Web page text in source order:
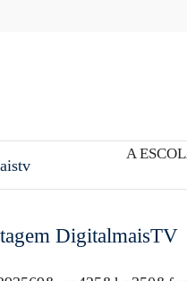
A
DigitalmaisTV